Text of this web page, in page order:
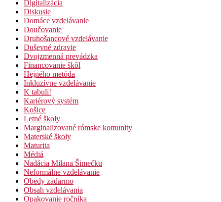
Digitalizácia
Diskusie
Domáce vzdelávanie
Doučovanie
Druhošancové vzdelávanie
Duševné zdravie
Dvojzmenná prevádzka
Financovanie škôl
Hejného metóda
Inkluzívne vzdelávanie
K tabuli!
Kariérový systém
Košice
Letné školy
Marginalizované rómske komunity
Materské školy
Maturita
Médiá
Nadácia Milana Šimečku
Neformálne vzdelávanie
Obedy zadarmo
Obsah vzdelávania
Opakovanie ročníka